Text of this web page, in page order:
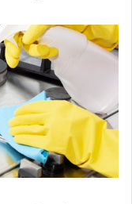
v ključnem